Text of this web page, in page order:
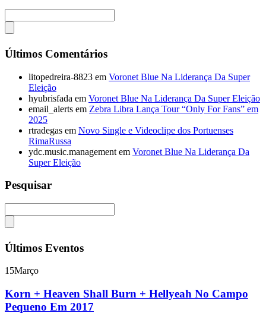
Últimos Comentários
litopedreira-8823 em Voronet Blue Na Liderança Da Super
Eleição
hyubrisfada em Voronet Blue Na Liderança Da Super Eleição
email_alerts em Zebra Libra Lança Tour “Only For Fans” em
2025
rtradegas em Novo Single e Videoclipe dos Portuenses
RimaRussa
ydc.music.management em Voronet Blue Na Liderança Da
Super Eleição
Pesquisar
Últimos Eventos
15Março
Korn + Heaven Shall Burn + Hellyeah No Campo
Pequeno Em 2017